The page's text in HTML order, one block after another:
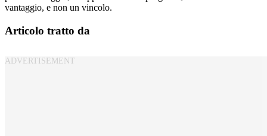
vantaggio, e non un vincolo.
Articolo tratto da